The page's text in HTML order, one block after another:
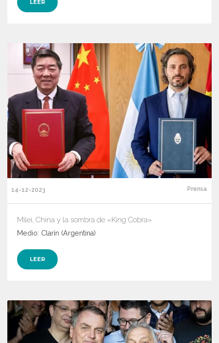
LEER
14-12-2023 Prensa
Milei, China y la sombra de «King Cobra»
Medio: Clarín (Argentina)
LEER